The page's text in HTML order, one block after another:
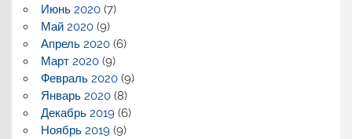
Июнь 2020(7)
Май 2020(9)
Апрель 2020(6)
Март 2020(9)
Февраль 2020(9)
Январь 2020(8)
Декабрь 2019(6)
Ноябрь 2019(9)